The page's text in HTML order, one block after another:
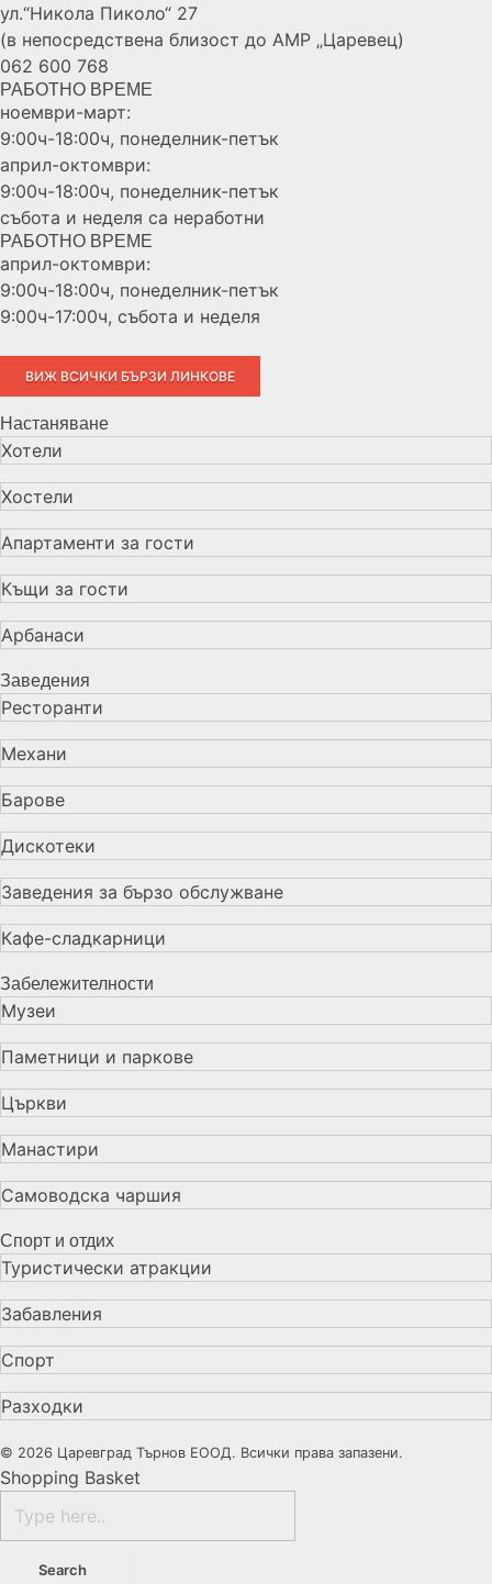
ул.“Никола Пиколо“ 27
(в непосредствена близост до АМР „Царевец)
062 600 768
РАБОТНО ВРЕМЕ
ноември-март:
9:00ч-18:00ч, понеделник-петък
април-октомври:
9:00ч-18:00ч, понеделник-петък
събота и неделя са неработни
РАБОТНО ВРЕМЕ
април-октомври:
9:00ч-18:00ч, понеделник-петък
9:00ч-17:00ч, събота и неделя
ВИЖ ВСИЧКИ БЪРЗИ ЛИНКОВЕ
Настаняване
Хотели
Хостели
Апартаменти за гости
Къщи за гости
Арбанаси
Заведения
Ресторанти
Механи
Барове
Дискотеки
Заведения за бързо обслужване
Кафе-сладкарници
Забележителности
Музеи
Паметници и паркове
Църкви
Манастири
Самоводска чаршия
Спорт и отдих
Туристически атракции
Забавления
Спорт
Разходки
© 2026 Царевград Търнов ЕООД. Всички права запазени.
Shopping Basket